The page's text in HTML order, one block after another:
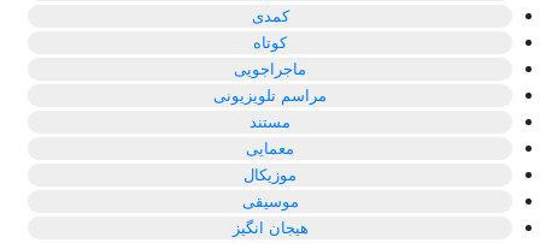
کمدی
کوتاه
ماجراجویی
مراسم تلویزیونی
مستند
معمایی
موزیکال
موسیقی
هیجان انگیز